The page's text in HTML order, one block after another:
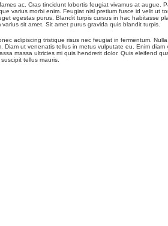
ac. Cras tincidunt lobortis feugiat vivamus at augue.
varius morbi enim. Feugiat nisl pretium fusce id velit ut
egestas purus. Blandit turpis cursus in hac habitasse
sit amet. Sit amet purus gravida quis blandit turpis.
adipiscing tristique risus nec feugiat in fermentum.
ut venenatis tellus in metus vulputate eu. Enim
massa ultricies mi quis hendrerit dolor. Quis eleifend
tellus mauris.